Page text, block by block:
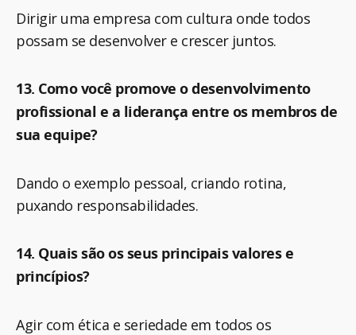
Dirigir uma empresa com cultura onde todos
possam se desenvolver e crescer juntos.
13. Como você promove o desenvolvimento
profissional e a liderança entre os membros de
sua equipe?
Dando o exemplo pessoal, criando rotina,
puxando responsabilidades.
14. Quais são os seus principais valores e
princípios?
Agir com ética e seriedade em todos os